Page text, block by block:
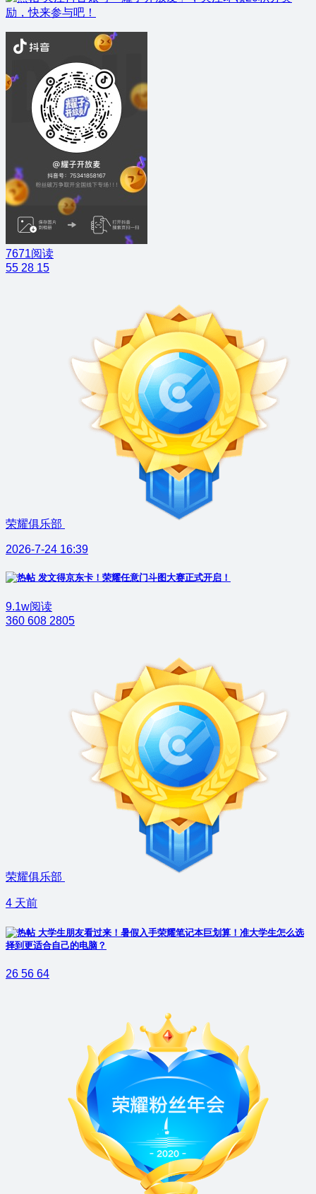
励，快来参与吧！
7671阅读
55 28 15
荣耀俱乐部
2026-7-24 16:39
发文得京东卡！荣耀任意门斗图大赛正式开启！
9.1w阅读
360 608 2805
荣耀俱乐部
4 天前
大学生朋友看过来！暑假入手荣耀笔记本巨划算！准大学生怎么选
择到更适合自己的电脑？
26 56 64